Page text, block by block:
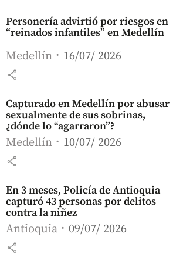
Personería advirtió por riesgos en
“reinados infantiles” en Medellín
Medellín 16/07/ 2026
share
Capturado en Medellín por abusar
sexualmente de sus sobrinas,
¿dónde lo “agarraron”?
Medellín 10/07/ 2026
share
En 3 meses, Policía de Antioquia
capturó 43 personas por delitos
contra la niñez
Antioquia 09/07/ 2026
share